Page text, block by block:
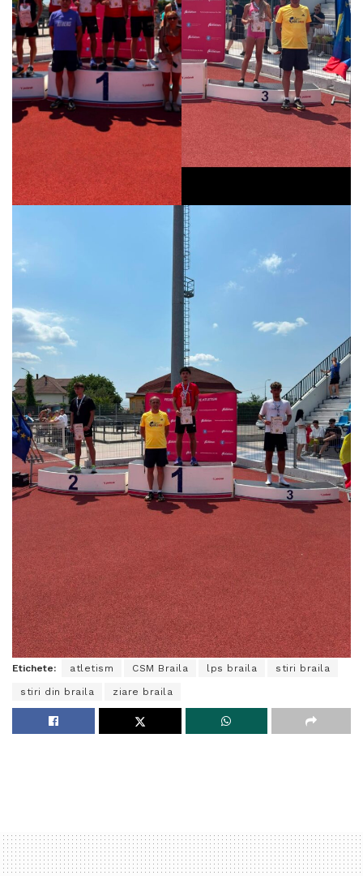
Etichete: atletism CSM Braila lps braila stiri braila
stiri din braila ziare braila